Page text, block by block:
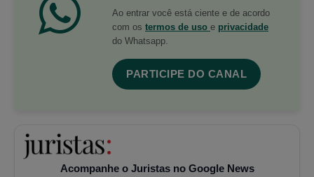
Ao entrar você está ciente e de acordo
com os termos de uso e privacidade
do Whatsapp.
PARTICIPE DO CANAL
Acompanhe o Juristas no Google News